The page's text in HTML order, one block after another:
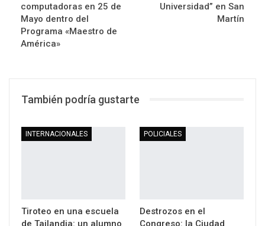
computadoras en 25 de
Mayo dentro del
Programa «Maestro de
América»
Universidad” en San
Martín
También podría gustarte
INTERNACIONALES
Tiroteo en una escuela
de Tailandia: un alumno
POLICIALES
Destrozos en el
Congreso: la Ciudad